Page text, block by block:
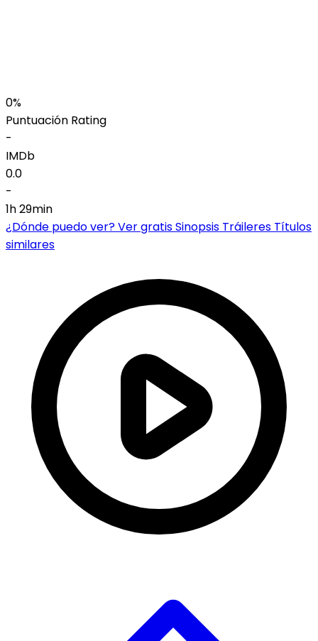
0%
Puntuación Rating
-
IMDb
0.0
-
1h 29min
¿Dónde puedo ver?Ver gratisSinopsis Tráileres Títulos
similares